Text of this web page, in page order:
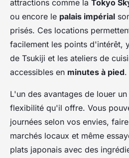
attractions comme la Tokyo
ou encore le palais impérial
prisés. Ces locations
facilement les points d'intérêt,
de Tsukiji et les ateliers de
accessibles en minutes à pied.
L'un des avantages de louer
flexibilité qu'il offre. Vous
journées selon vos envies,
marchés locaux et même
plats japonais avec des